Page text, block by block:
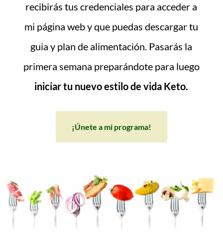
recibirás tus credenciales para acceder a
mi página web y que puedas descargar tu
guia y plan de alimentación. Pasarás la
primera semana preparándote para luego
iniciar tu nuevo estilo de vida Keto.
¡Únete a mi programa!